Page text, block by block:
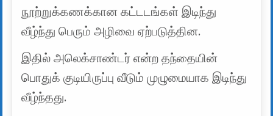
நூற்றுக்கணக்கான கட்டடங்கள் இடிந்து
வீழ்ந்து பெரும் அழிவை ஏற்படுத்தின.
இதில் அலெக்சாண்டர் என்ற தந்தையின்
பொதுக் குடியிருப்பு வீடும் முழுமையாக இடிந்து
வீழ்ந்தது.